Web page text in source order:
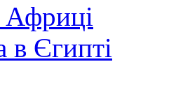
Африці
в Єгипті